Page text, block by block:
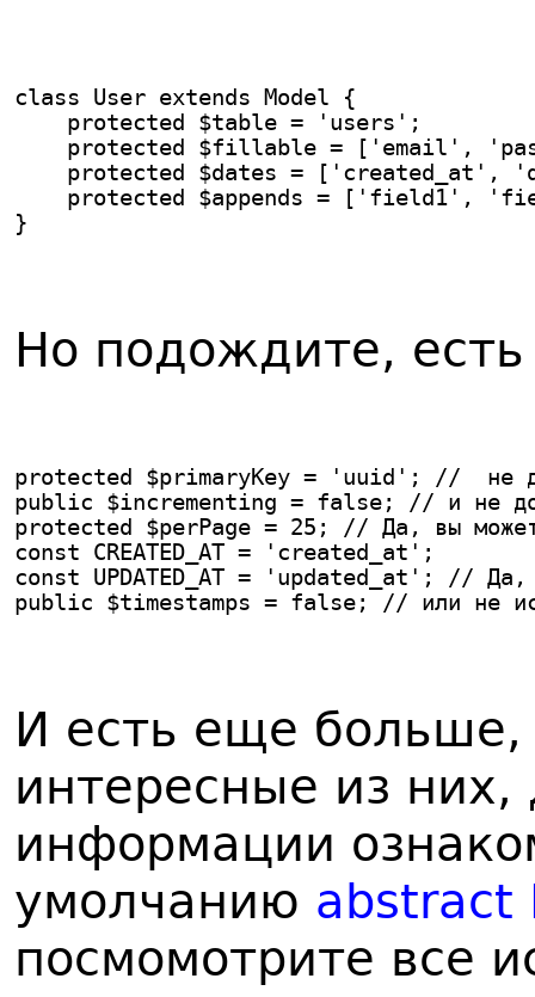
class User extends Model {
    protected $table = 'users';
protected $fillable = ['email',
protected $dates = ['created_at',
protected $appends = ['field1',
}
Но подождите,
protected $primaryKey = 'uuid'; //  не
public $incrementing = false; // и не
protected $perPage = 25; // Да, вы можете
const CREATED_AT = 'created_at';
const UPDATED_AT = 'updated_at'; // Да,
public $timestamps = false; // или не
И есть еще больше,
интересные из
информации
умолчанию abstract
посмомотрите все